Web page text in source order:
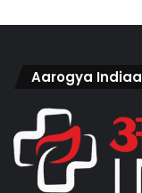
Aarogya Indiaa